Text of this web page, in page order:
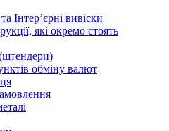
Інтер’єрні вивіски
які окремо стоять
обміну валют